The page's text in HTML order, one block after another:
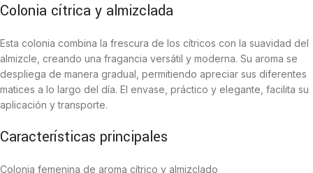
Colonia cítrica y almizclada
Esta colonia combina la frescura de los cítricos con la suavidad del
almizcle, creando una fragancia versátil y moderna. Su aroma se
despliega de manera gradual, permitiendo apreciar sus diferentes
matices a lo largo del día. El envase, práctico y elegante, facilita su
aplicación y transporte.
Características principales
Colonia femenina de aroma cítrico y almizclado